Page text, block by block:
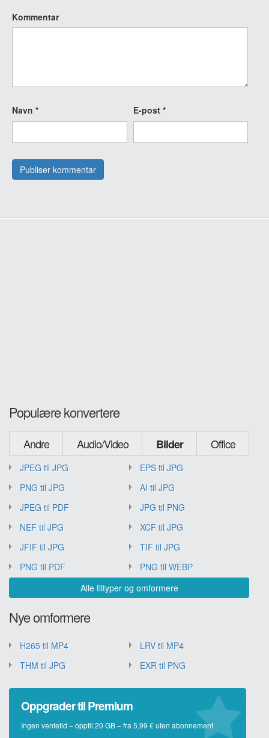
Kommentar
Navn * E-post *
Populære konvertere
Andre Audio/Video Bilder Office
JPEG til JPG
EPS til JPG
PNG til JPG
AI til JPG
JPEG til PDF
JPG til PNG
NEF til JPG
XCF til JPG
JFIF til JPG
TIF til JPG
PNG til PDF
PNG til WEBP
Alle filtyper og omformere
Nye omformere
H265 til MP4
LRV til MP4
THM til JPG
EXR til PNG
Oppgrader til Premium
Ingen ventetid – opptil 20 GB – fra 5,99 € uten abonnement